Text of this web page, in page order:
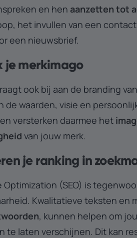
en hen aanzetten tot
het invullen van een
een nieuwsbrief.
je merkimago
ook bij aan de branding
de waarden, visie en
versterken daarmee het
van jouw merk.
je ranking in
Optimization (SEO) is
Kwalitatieve teksten en
, kunnen helpen om
te laten verschijnen. Dit kan